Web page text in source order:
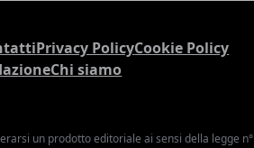
Privacy PolicyCookie Policy
Chi siamo
un prodotto editoriale ai sensi della legge n°